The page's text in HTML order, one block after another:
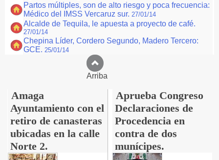
Partos múltiples, son de alto riesgo y poca frecuencia:
Médico del IMSS Vercaruz sur. 27/01/14
Alcalde de Tequila, le apuesta a proyecto de café.
27/01/14
Chepina Líder, Cordero Segundo, Madero Tercero:
GCE. 25/01/14
Arriba
Amaga
Ayuntamiento con el
retiro de canasteras
ubicadas en la calle
Norte 2.
Aprueba Congreso
Declaraciones de
Procedencia en
contra de dos
munícipes.